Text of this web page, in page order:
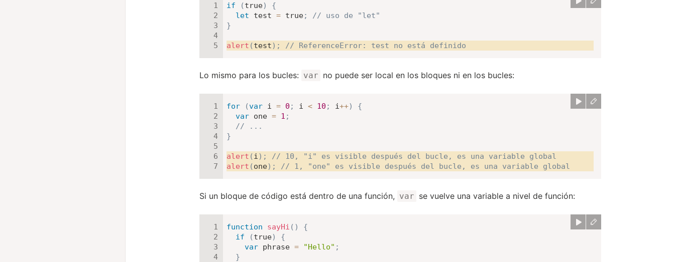
if (true)
{
let test = true;
// uso de "let"
}
alert (test) ; // ReferenceError: test no está definido
Lo mismo para los bucles: var no puede ser local en los bloques ni en los bucles:
for (var i = 0 ; i < 10 ; i++)
{
var one = 1 ;
// ...
}
alert (i ) ;
// 10, "i" es visible después del bucle, es una variable global
alert (one) ; // 1, "one" es visible después del bucle, es una variable global
Si un bloque de código está dentro de una función, var se vuelve una variable a nivel de función:
function sayHi ( )
{
if
(true)
{
var phrase = "Hello" ;
}